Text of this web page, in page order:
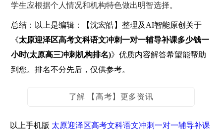
学生应根据个人情况和机构特色做出明智选择。
总结：以上是编辑：【沈宏皓】整理及AI智能原创关于
《太原迎泽区高考文科语文冲刺一对一辅导补课多少钱一
小时(太原高三冲刺机构排名)》优质内容解答希望能帮助
到您。排名不分先后，仅供参考。
了解 【高考】更多资讯
以上手机版 太原迎泽区高考文科语文冲刺一对一辅导补课